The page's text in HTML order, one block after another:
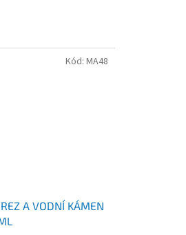
A VODNÍ KÁMEN
Kód: MA48